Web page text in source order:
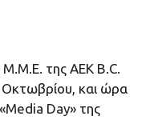
Μ.Μ.Ε. της ΑΕΚ B.C.
Οκτωβρίου, και ώρα
Day» της